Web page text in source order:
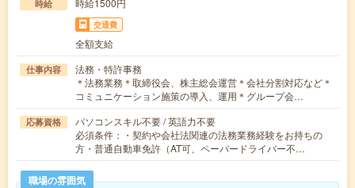
時給
交通費
全額支給
仕事内容
法務・特許事務
＊法務業務＊取締役会、株主総会運営＊会社分割対応など＊
コミュニケーション施策の導入、運用＊グループ会…
応募資格
パソコンスキル不要 / 英語力不要
必須条件：・契約や会社法関連の法務業務経験をお持ちの
方・普通自動車免許（AT可、ペーパードライバー不…
職場の雰囲気